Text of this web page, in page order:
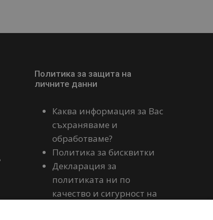
Политика за защита на
личните данни
Каква информация за Вас
съхраняваме и
обработваме?
Политика за бисквитки
Декларация за
политиката ни по
качество и сигурност на